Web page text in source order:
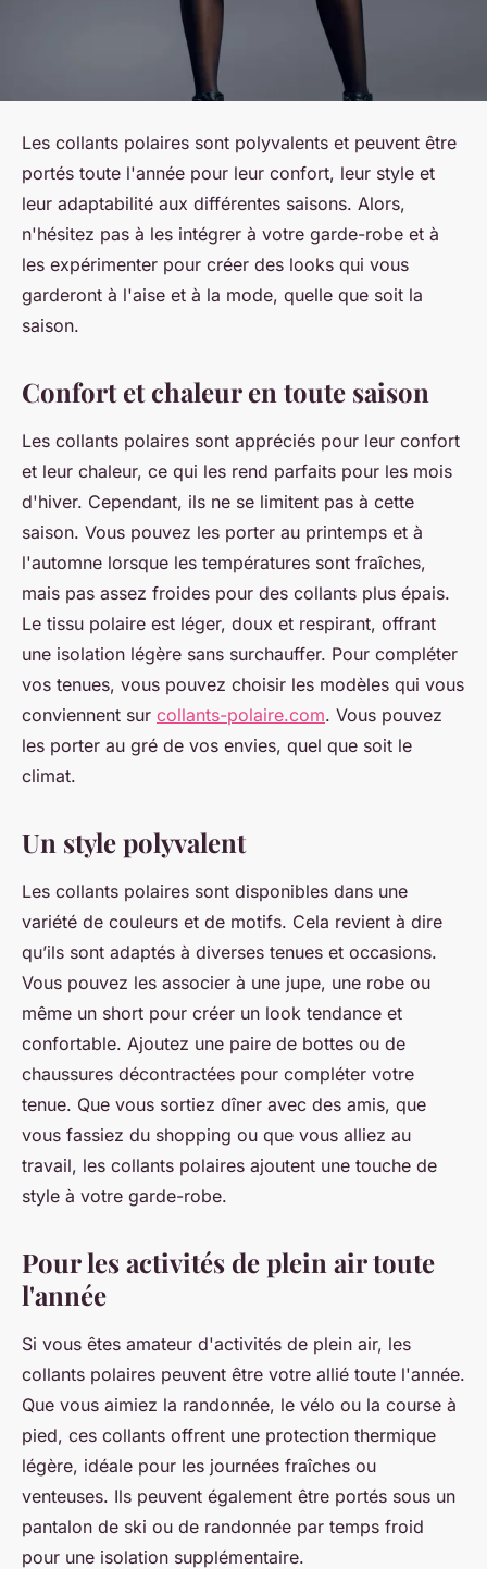
Les collants polaires sont polyvalents et peuvent être
portés toute l'année pour leur confort, leur style et
leur adaptabilité aux différentes saisons. Alors,
n'hésitez pas à les intégrer à votre garde-robe et à
les expérimenter pour créer des looks qui vous
garderont à l'aise et à la mode, quelle que soit la
saison.
Confort et chaleur en toute saison
Les collants polaires sont appréciés pour leur confort
et leur chaleur, ce qui les rend parfaits pour les mois
d'hiver. Cependant, ils ne se limitent pas à cette
saison. Vous pouvez les porter au printemps et à
l'automne lorsque les températures sont fraîches,
mais pas assez froides pour des collants plus épais.
Le tissu polaire est léger, doux et respirant, offrant
une isolation légère sans surchauffer. Pour compléter
vos tenues, vous pouvez choisir les modèles qui vous
conviennent sur collants-polaire.com. Vous pouvez
les porter au gré de vos envies, quel que soit le
climat.
Un style polyvalent
Les collants polaires sont disponibles dans une
variété de couleurs et de motifs. Cela revient à dire
qu’ils sont adaptés à diverses tenues et occasions.
Vous pouvez les associer à une jupe, une robe ou
même un short pour créer un look tendance et
confortable. Ajoutez une paire de bottes ou de
chaussures décontractées pour compléter votre
tenue. Que vous sortiez dîner avec des amis, que
vous fassiez du shopping ou que vous alliez au
travail, les collants polaires ajoutent une touche de
style à votre garde-robe.
Pour les activités de plein air toute
l'année
Si vous êtes amateur d'activités de plein air, les
collants polaires peuvent être votre allié toute l'année.
Que vous aimiez la randonnée, le vélo ou la course à
pied, ces collants offrent une protection thermique
légère, idéale pour les journées fraîches ou
venteuses. Ils peuvent également être portés sous un
pantalon de ski ou de randonnée par temps froid
pour une isolation supplémentaire.